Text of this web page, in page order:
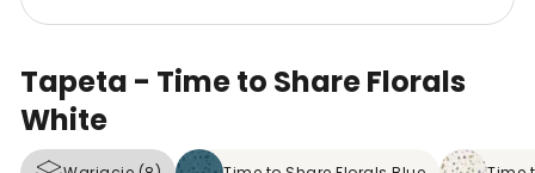
Tapeta - Time to Share Florals
White